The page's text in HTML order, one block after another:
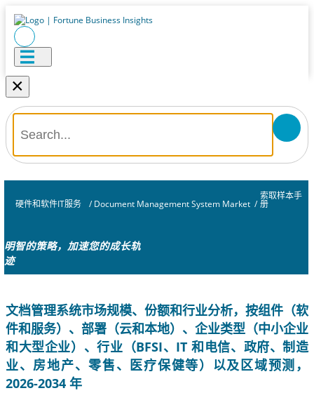
×
硬件和软件IT服务 / Document Management System Market /
索取样本手
册
明智的策略，加速您的成长轨
迹
文档管理系统市场规模、份额和行业分析，按组件（软
件和服务）、部署（云和本地）、企业类型（中小企业
和大型企业）、行业（BFSI、IT 和电信、政府、制造
业、房地产、零售、医疗保健等）以及区域预测，
2026-2034 年